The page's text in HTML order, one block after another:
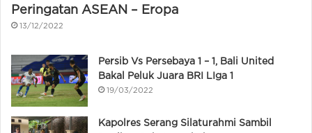
Peringatan ASEAN – Eropa
13/12/2022
Persib Vs Persebaya 1 – 1, Bali United
Bakal Peluk Juara BRI LIga 1
19/03/2022
Kapolres Serang Silaturahmi Sambil